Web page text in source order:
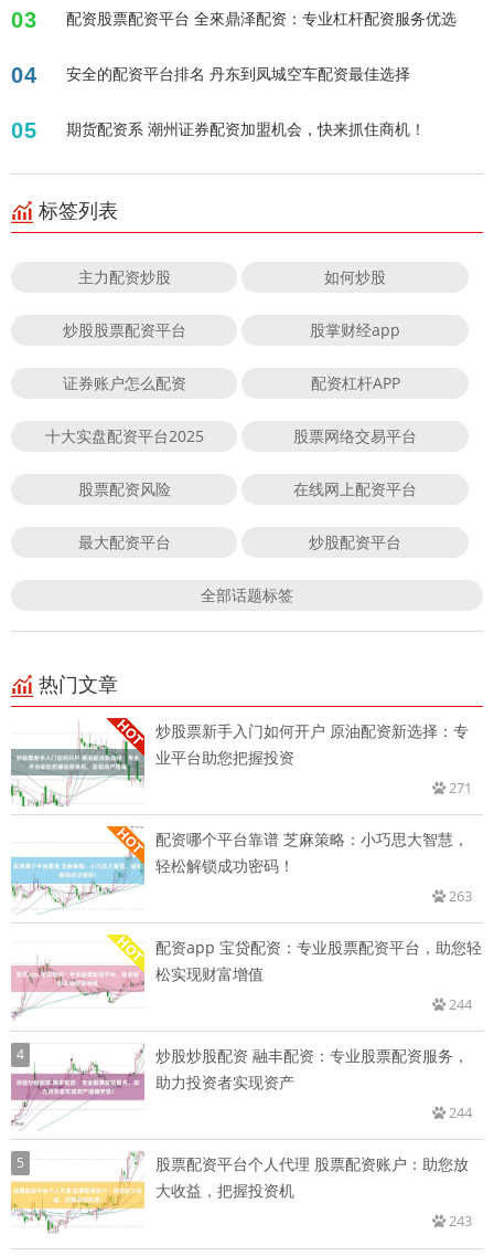
03 配资股票配资平台 全來鼎泽配资：专业杠杆配资服务优选
04 安全的配资平台排名 丹东到凤城空车配资最佳选择
05 期货配资系 潮州证券配资加盟机会，快来抓住商机！
标签列表
主力配资炒股 如何炒股
炒股股票配资平台 股掌财经app
证券账户怎么配资 配资杠杆APP
十大实盘配资平台2025 股票网络交易平台
股票配资风险 在线网上配资平台
最大配资平台 炒股配资平台
全部话题标签
热门文章
炒股票新手入门如何开户 原油配资新选择：专
业平台助您把握投资
271
配资哪个平台靠谱 芝麻策略：小巧思大智慧，
轻松解锁成功密码！
263
配资app 宝贷配资：专业股票配资平台，助您轻
松实现财富增值
244
4
炒股炒股配资 融丰配资：专业股票配资服务，
助力投资者实现资产
244
5
股票配资平台个人代理 股票配资账户：助您放
大收益，把握投资机
243